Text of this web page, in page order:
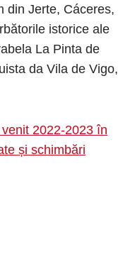
din Jerte, Cáceres,
istorice ale
La Pinta de
da Vila de Vigo,
2022-2023 în
și schimbări